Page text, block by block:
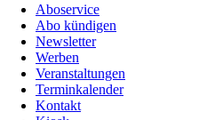
Aboservice
Abo kündigen
Newsletter
Werben
Veranstaltungen
Terminkalender
Kontakt